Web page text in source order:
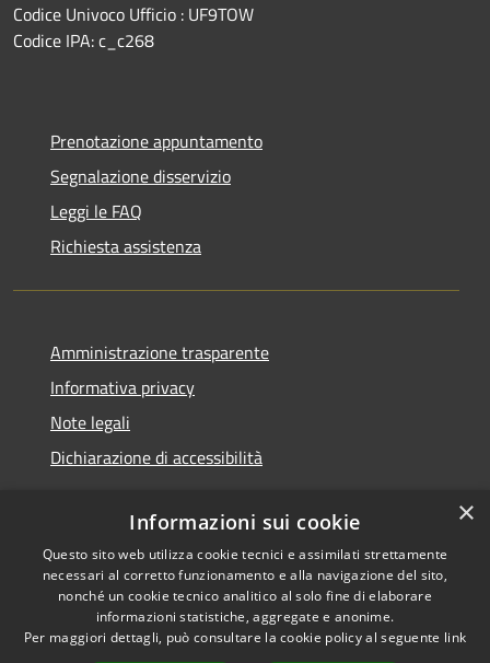
Codice Univoco Ufficio : UF9TOW
Codice IPA: c_c268
Prenotazione appuntamento
Segnalazione disservizio
Leggi le FAQ
Richiesta assistenza
Amministrazione trasparente
Informativa privacy
Note legali
Dichiarazione di accessibilità
RSS
Accessibilità
Cookie
Copyright © 2026 • Comune di
Castel Sant'Angelo • Powered
byMunicipium•
redazione
×
Informazioni sui cookie
Questo sito web utilizza cookie tecnici e assimilati strettamente
necessari al corretto funzionamento e alla navigazione del sito,
nonché un cookie tecnico analitico al solo fine di elaborare
informazioni statistiche, aggregate e anonime.
Per maggiori dettagli, può consultare la cookie policy al seguente link